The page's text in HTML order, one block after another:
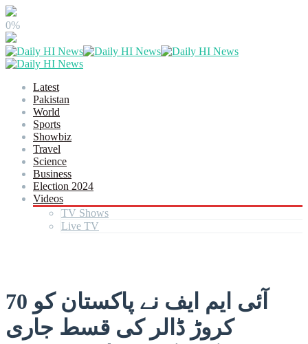
0%
Latest
Pakistan
World
Sports
Showbiz
Travel
Science
Business
Election 2024
Videos
TV Shows
Live TV
آئی ایم ایف نے پاکستان کو 70
کروڑ ڈالر کی قسط جاری